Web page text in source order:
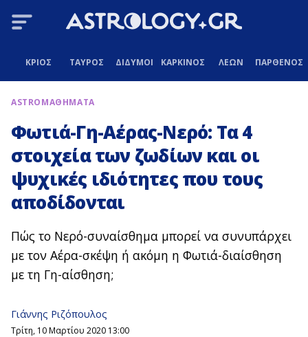
ΚΡΙΟΣ ΤΑΥΡΟΣ ΔΙΔΥΜΟΙ ΚΑΡΚΙΝΟΣ ΛΕΩΝ ΠΑΡΘΕΝΟΣ
ASTROΜΑΘΗΜΑΤΑ
Φωτιά-Γη-Αέρας-Νερό: Τα 4
στοιχεία των ζωδίων και οι
ψυχικές ιδιότητες που τους
αποδίδονται
Πώς το Νερό-συναίσθημα μπορεί να συνυπάρχει
με τον Αέρα-σκέψη ή ακόμη η Φωτιά-διαίσθηση
με τη Γη-αίσθηση;
Γιάννης Ριζόπουλος
Τρίτη, 10 Μαρτίου 2020 13:00